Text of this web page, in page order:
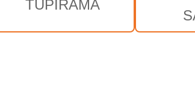
TUPIRAMA